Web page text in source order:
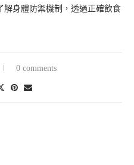
解身體防禦機制，透過正確飲食
0 comments